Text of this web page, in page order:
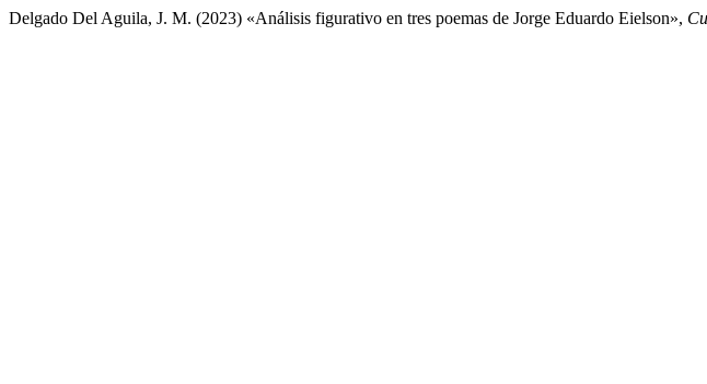
Delgado Del Aguila, J. M. (2023) «Análisis figurativo en tres poemas de Jorge Eduardo Eielson»,